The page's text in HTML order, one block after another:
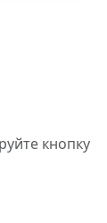
кнопку